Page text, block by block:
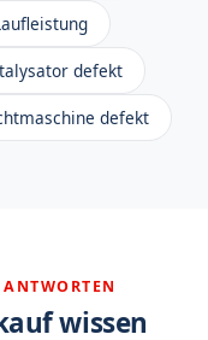
defekt
defekt
wissen